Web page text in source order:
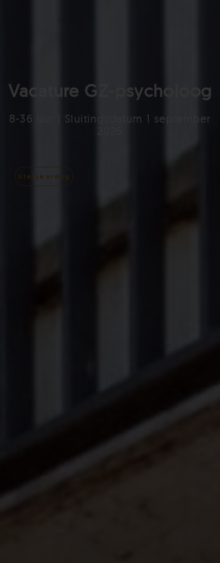
Vacature GZ-psycholoog
8-36 uur | Sluitingsdatum 1 september
Stel je vraag